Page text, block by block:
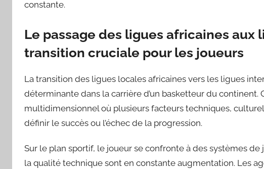
constante.
Le passage des ligues africaines aux
transition cruciale pour les joueurs
La transition des ligues locales africaines vers les ligues
déterminante dans la carrière d’un basketteur du continent.
multidimensionnel où plusieurs facteurs techniques,
définir le succès ou l’échec de la progression.
Sur le plan sportif, le joueur se confronte à des systèmes
la qualité technique sont en constante augmentation. Les